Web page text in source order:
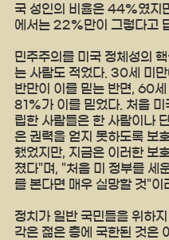
국 성인의 비율은 44%였지
에서는 22%만이 그렇다고
민주주의를 미국 정체성의
는 사람도 적었다. 30세 미
반만이 이를 믿는 반면, 60
81%가 이를 믿었다. 처음 미
립한 사람들은 한 사람이나
은 권력을 얻지 못하도록 보
했었지만, 지금은 이러한 보
졌다"며, "처음 미 정부를 세
를 본다면 매우 실망할 것"이
정치가 일반 국민들을 위하
각은 젊은 층에 국한된 것은